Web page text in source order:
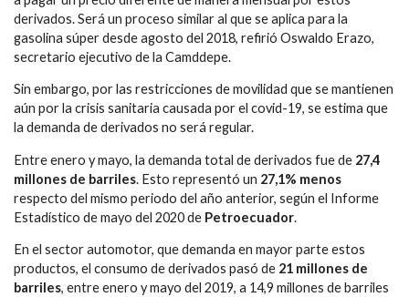
derivados. Será un proceso similar al que se aplica para la
gasolina súper desde agosto del 2018, refirió Oswaldo Erazo,
secretario ejecutivo de la Camddepe.
Sin embargo, por las restricciones de movilidad que se mantienen
aún por la crisis sanitaria causada por el covid-19, se estima que
la demanda de derivados no será regular.
Entre enero y mayo, la demanda total de derivados fue de 27,4
millones de barriles. Esto representó un 27,1% menos
respecto del mismo periodo del año anterior, según el Informe
Estadístico de mayo del 2020 de Petroecuador.
En el sector automotor, que demanda en mayor parte estos
productos, el consumo de derivados pasó de 21 millones de
barriles, entre enero y mayo del 2019, a 14,9 millones de barriles